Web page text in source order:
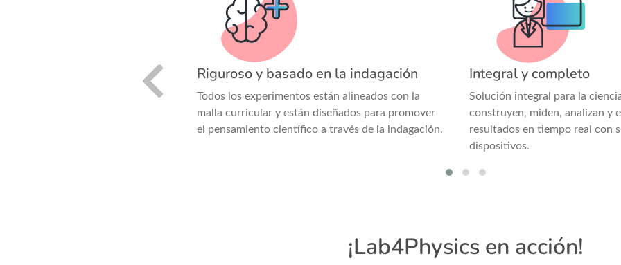
Riguroso y basado en la indagación
Todos los experimentos están alineados con la
malla curricular y están diseñados para promover
el pensamiento científico a través de la indagación.
Integral y completo
Solución integral para la
construyen, miden, analizan y
resultados en tiempo real con
dispositivos.
¡Lab4Physics en acción!